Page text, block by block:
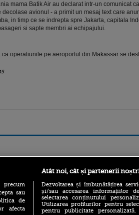
mama Batik Air au declarat intr-un comunicat
decolase avionul - a primit un mesaj text care
in timp ce se indrepta spre Jakarta, capitala
si sapte membri ai echipajului.
ca operatiunile pe aeroportul din Makassar se
precum
sau
de
afecta
Atât noi, cât și partenerii
Dezvoltarea și îmbunătățirea
și/sau accesarea informațiilor
selectarea conținutului
Utilizarea profilurilor pentru
pentru publicitate